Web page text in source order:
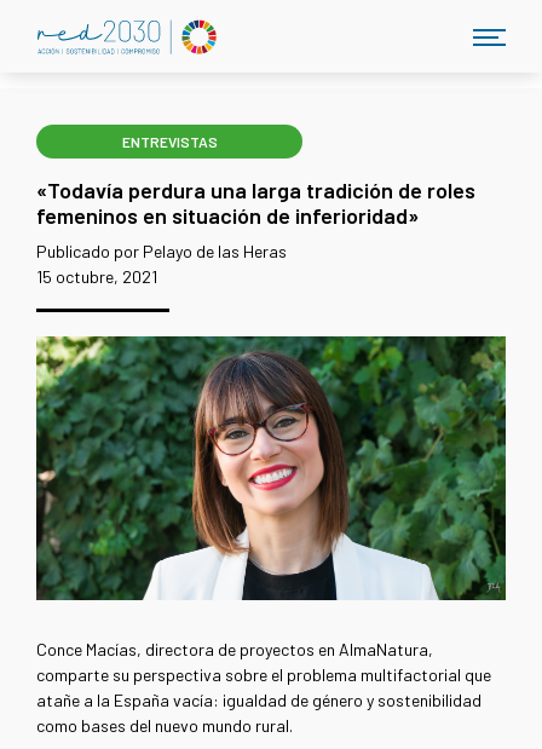
ENTREVISTAS
«Todavía perdura una larga tradición de roles
femeninos en situación de inferioridad»
Publicado por Pelayo de las Heras
15 octubre, 2021
Conce Macías, directora de proyectos en AlmaNatura,
comparte su perspectiva sobre el problema multifactorial que
atañe a la España vacía: igualdad de género y sostenibilidad
como bases del nuevo mundo rural.